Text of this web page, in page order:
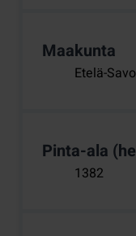
Maakunta
Etelä-Savo
Pinta-ala
1382